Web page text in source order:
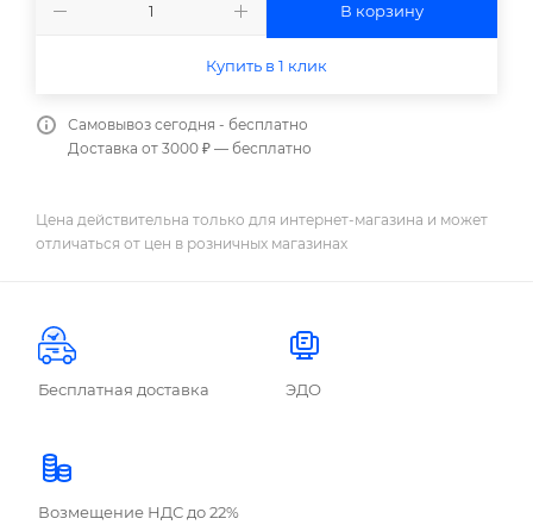
В корзину
Купить в 1 клик
Самовывоз сегодня - бесплатно
Доставка от 3000 ₽ — бесплатно
Цена действительна только для интернет-магазина и может
отличаться от цен в розничных магазинах
Бесплатная доставка ЭДО
Возмещение НДС до 22%